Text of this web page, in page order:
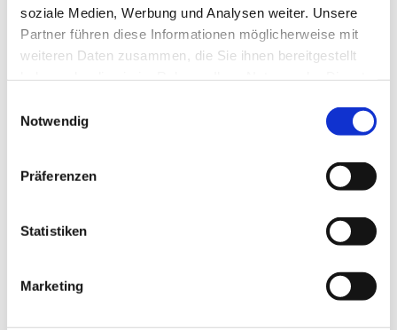
soziale Medien, Werbung und Analysen weiter. Unsere
Partner führen diese Informationen möglicherweise mit
weiteren Daten zusammen, die Sie ihnen bereitgestellt
Notwendig
Präferenzen
Statistiken
Marketing